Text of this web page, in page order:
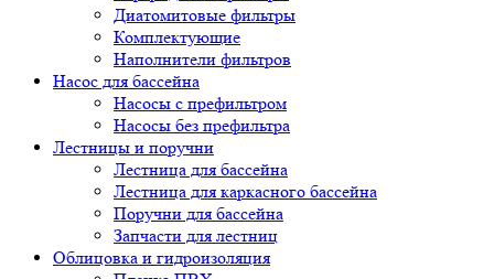
Диатомитовые фильтры
Комплектующие
Наполнители фильтров
Насос для бассейна
Насосы с префильтром
Насосы без префильтра
Лестницы и поручни
Лестница для бассейна
Лестница для каркасного бассейна
Поручни для бассейна
Запчасти для лестниц
Облицовка и гидроизоляция